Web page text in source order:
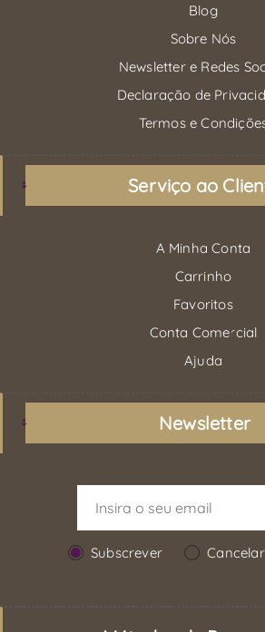
Blog
Sobre Nós
Newsletter e Redes
Declaração de
Termos e
Serviço ao
A Minha Conta
Carrinho
Favoritos
Conta Comercial
Ajuda
Newsletter
Subscrever